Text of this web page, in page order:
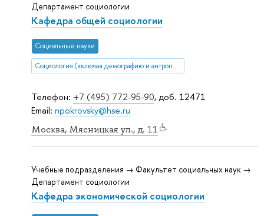
Телефон: +7 (495) 772-95-90, доб. 12471
Email: npokrovsky@hse.ru
Москва, Мясницкая ул., д. 11
Департамент социологии
Кафедра общей социологии
Социальные науки
Социология (включая демографию и антропологию)
Учебные подразделения → Факультет социальных наук →
Департамент социологии
Кафедра экономической социологии